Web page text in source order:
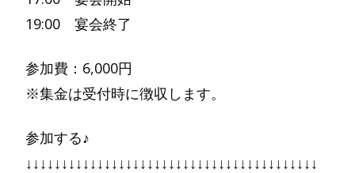
19:00 宴会終了
参加費：6,000円
※集金は受付時に徴収します。
参加する♪
↓↓↓↓↓↓↓↓↓↓↓↓↓↓↓↓↓↓↓↓↓↓↓↓↓↓↓↓↓↓↓↓↓↓↓↓↓↓↓↓↓